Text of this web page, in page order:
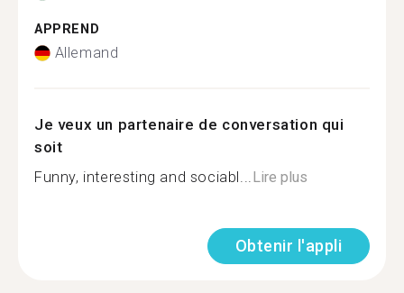
APPREND
Allemand
Je veux un partenaire de conversation qui
soit
Funny, interesting and sociabl...Lire plus
Obtenir l'appli